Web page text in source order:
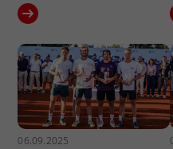
06.09.2025